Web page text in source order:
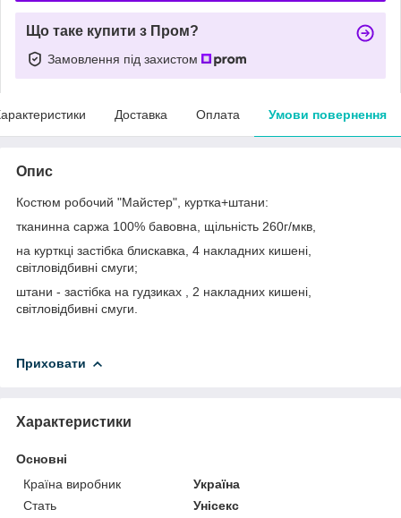
Що таке купити з Пром?
Замовлення під захистом
Доставка Оплата Умови повернення
Опис
Костюм робочий "Майстер", куртка+штани:
тканинна саржа 100% бавовна, щільність 260г/мкв,
на курткці застібка блискавка, 4 накладних кишені,
світловідбивні смуги;
штани - застібка на гудзиках , 2 накладних кишені,
світловідбивні смуги.
Приховати
Характеристики
Основні
Країна виробник
Україна
Стать
Унісекс